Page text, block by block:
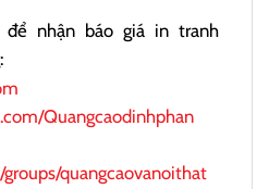
nhận báo giá in tranh
Quangcaodinhphan
quangcaovanoithat